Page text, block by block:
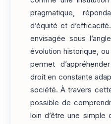
pragmatique,
d’équité et
envisagée sous
évolution historique,
permet
droit en constante
société. À travers
possible de
loin d’être une simple